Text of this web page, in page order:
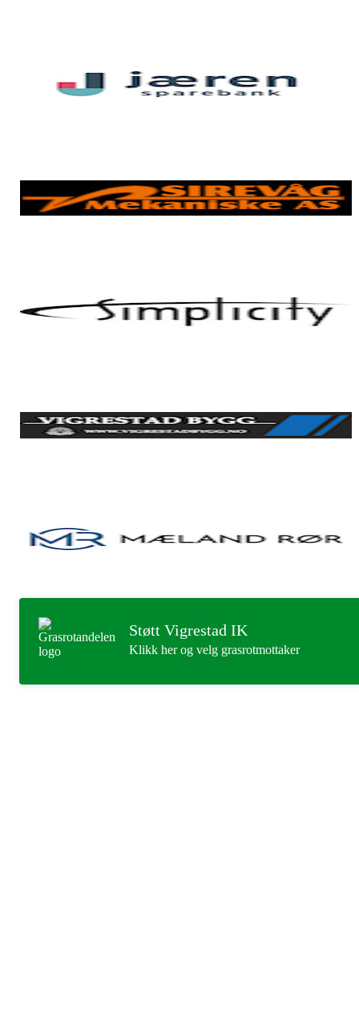
Støtt Vigrestad IK
Klikk her og velg grasrotmottaker